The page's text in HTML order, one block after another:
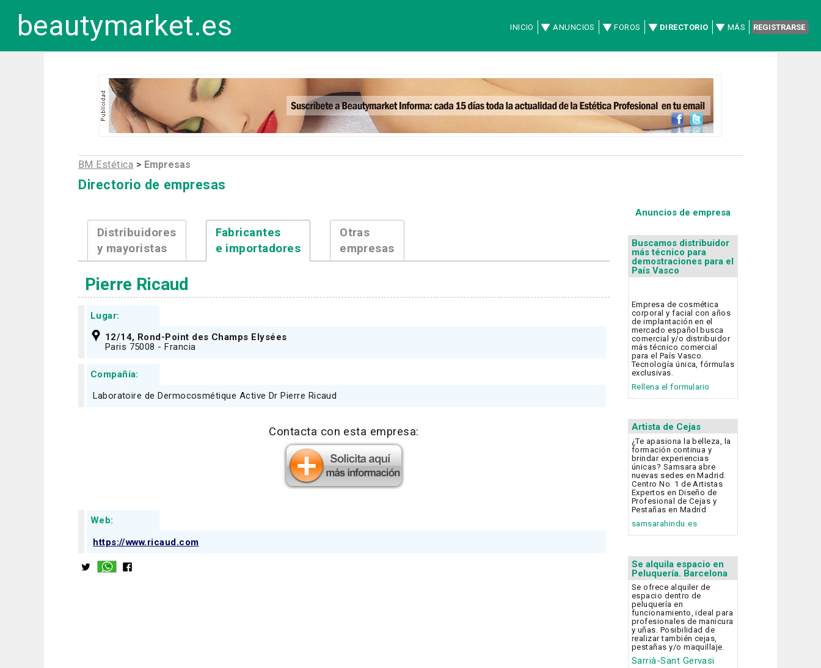
beautymarket.es INICIO ANUNCIOS FOROS DIRECTORIO MÁS REGISTRARSE
BM Estética > Empresas
Directorio de empresas
Distribuidores
y mayoristas
Fabricantes
e importadores
Otras
empresas
Pierre Ricaud
Lugar:
12/14, Rond-Point des Champs Elysées
Paris 75008 - Francia
Compañía:
Laboratoire de Dermocosmétique Active Dr Pierre Ricaud
Contacta con esta empresa:
Web:
https://www.ricaud.com
Anuncios de empresa
Buscamos distribuidor
más técnico para
demostraciones para el
País Vasco
Empresa de cosmética
corporal y facial con años
de implantación en el
mercado español busca
comercial y/o distribuidor
más técnico comercial
para el País Vasco.
Tecnología única, fórmulas
exclusivas.
Rellena el formulario
Artista de Cejas
¿Te apasiona la belleza, la
formación continua y
brindar experiencias
únicas? Samsara abre
nuevas sedes en Madrid.
Centro No. 1 de Artistas
Expertos en Diseño de
Profesional de Cejas y
Pestañas en Madrid
samsarahindu.es
Se alquila espacio en
Peluquería. Barcelona
Se ofrece alquiler de
espacio dentro de
peluquería en
funcionamiento, ideal para
profesionales de manicura
y uñas. Posibilidad de
realizar también cejas,
pestañas y/o maquillaje.
Sarrià-Sant Gervasi